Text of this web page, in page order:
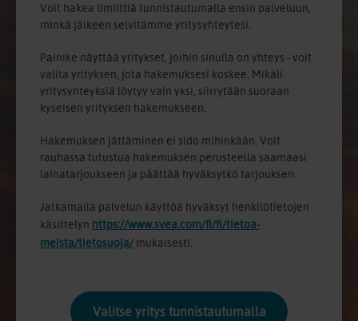
Voit hakea limiittiä tunnistautumalla ensin palveluun,
minkä jälkeen selvitämme yritysyhteytesi.
Painike näyttää yritykset, joihin sinulla on yhteys - voit
valita yrityksen, jota hakemuksesi koskee. Mikäli
yritysyhteyksiä löytyy vain yksi, siirrytään suoraan
kyseisen yrityksen hakemukseen.
Hakemuksen jättäminen ei sido mihinkään. Voit
rauhassa tutustua hakemuksen perusteella saamaasi
lainatarjoukseen ja päättää hyväksytkö tarjouksen.
Jatkamalla palvelun käyttöä hyväksyt henkilötietojen
käsittelyn https://www.svea.com/fi/fi/tietoa-
meista/tietosuoja/mukaisesti.
Valitse yritys tunnistautumalla